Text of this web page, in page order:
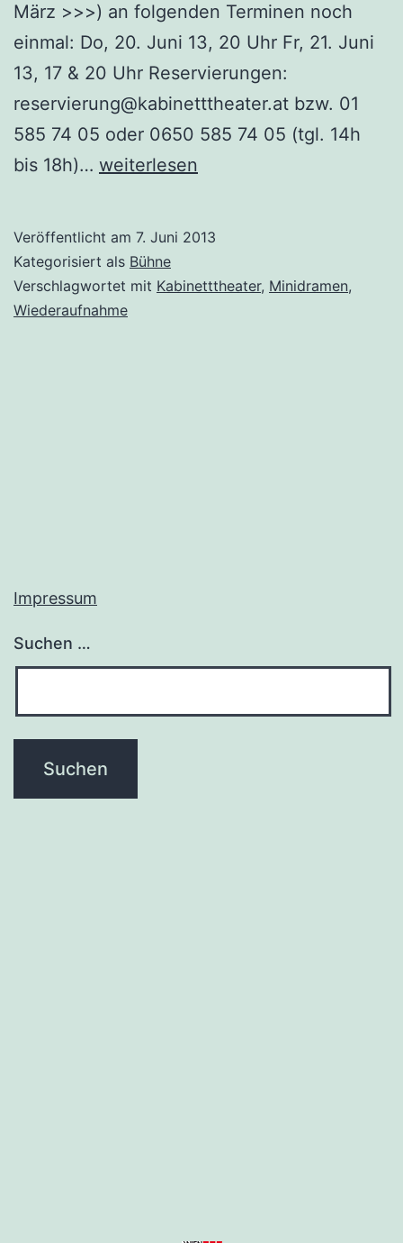
März >>>) an folgenden Terminen noch
einmal: Do, 20. Juni 13, 20 Uhr Fr, 21. Juni
13, 17 & 20 Uhr Reservierungen:
reservierung@kabinetttheater.at bzw. 01
585 74 05 oder 0650 585 74 05 (tgl. 14h
bis 18h)… Kabinetttheater:
nochmal
täuschen
weiterlesen
Veröffentlicht am 7. Juni 2013
Kategorisiert als Bühne
Verschlagwortet mit Kabinetttheater, Minidramen,
Wiederaufnahme
Impressum
Suchen …